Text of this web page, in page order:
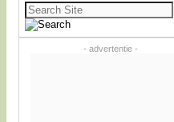
Zoeken
naar:
- advertentie -